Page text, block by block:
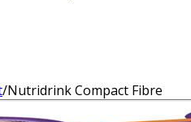
/Nutridrink Compact Fibre